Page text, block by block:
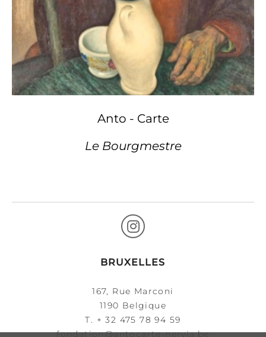
Anto - Carte
Le Bourgmestre
BRUXELLES
167, Rue Marconi
1190 Belgique
T. + 32 475 78 94 59
fondation@antocarte-nervia.be